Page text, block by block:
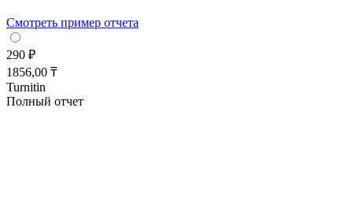
Смотреть пример отчета
290 ₽
1856,00 ₸
Turnitin
Полный отчет